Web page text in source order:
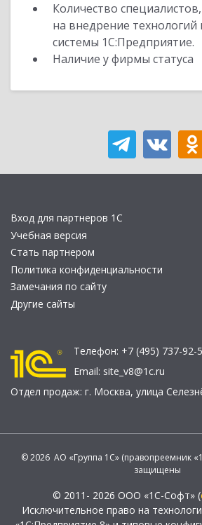
Количество
на внедрение
системы 1С:Предприятие.
Наличие у фирмы статуса
Вход для партнеров 1С
Учебная версия
Стать партнером
Политика конфиденциальности
Замечания по сайту
Другие сайты
Телефон: +7 (495) 737-92-
Email: site_v8@1c.ru
Отдел продаж: г. Москва, улица
© 2026 АО «Группа 1С» (правопреемник
защищены
© 2011- 2026 ООО «1С-Софт» (
Исключительное право на